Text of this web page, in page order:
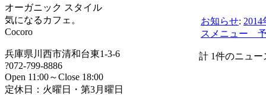
オーガニック スタイル
気になるカフェ。
Cocoro
兵庫県川西市清和台東1-3-6
?072-799-8886
Open 11:00～Close 18:00
定休日：火曜日・第3月曜日
お知らせ:
スメニュー
計 1件のニュ